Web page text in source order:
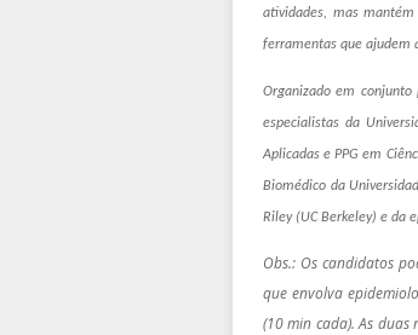
atividades, mas
ferramentas que ajudem
Organizado em conjunto
especialistas da
Aplicadas e PPG em
Biomédico da
Riley (UC Berkeley) e da
Obs.: Os candidatos
que envolva
(10 min cada). As duas